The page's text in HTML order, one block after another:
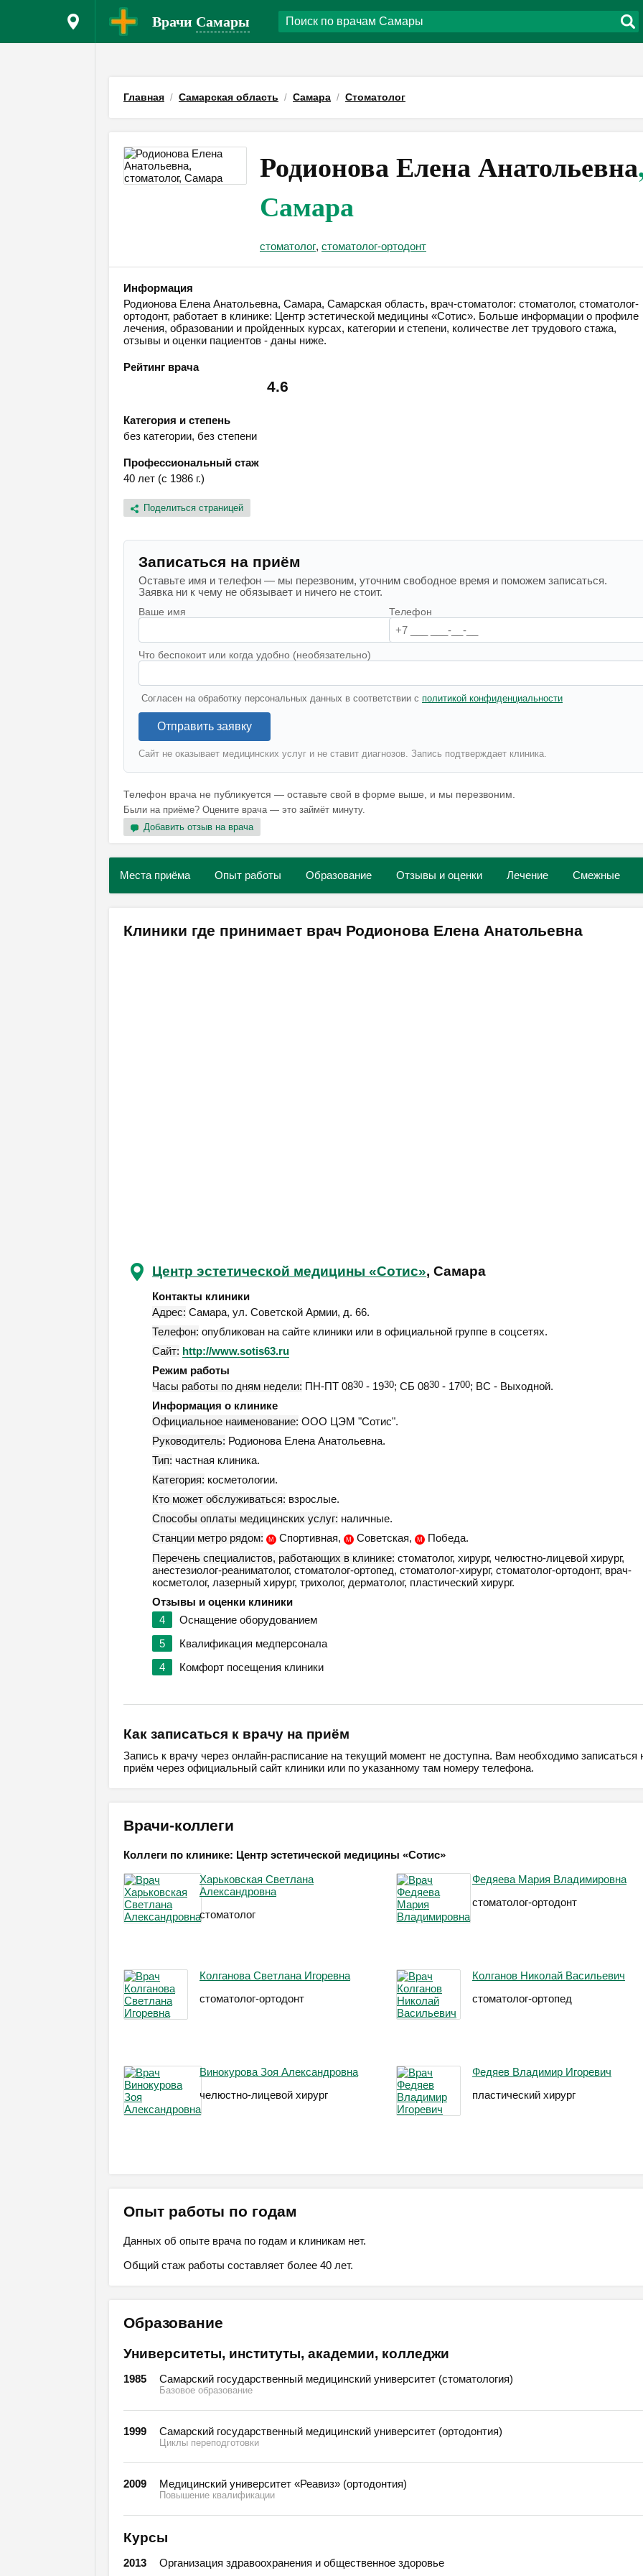
Врачи Самары
Главная Самарская область Самара Стоматолог
Родионова Елена Анатольевна
Самара
стоматолог, стоматолог-ортодонт
Информация
Родионова Елена Анатольевна, Самара, Самарская область, врач-стоматолог: стоматолог, стоматолог-
ортодонт, работает в клинике: Центр эстетической медицины «Сотис». Больше информации о профиле
лечения, образовании и пройденных курсах, категории и степени, количестве лет трудового стажа,
отзывы и оценки пациентов - даны ниже.
Рейтинг врача
4.6
Категория и степень
без категории, без степени
Профессиональный стаж
40 лет (с 1986 г.)
Поделиться страницей
Записаться на приём
Оставьте имя и телефон — мы перезвоним, уточним свободное время и поможем записаться.
Заявка ни к чему не обязывает и ничего не стоит.
Ваше имя Телефон
Что беспокоит или когда удобно (необязательно)
Согласен на обработку персональных данных в соответствии с политикой конфиденциальности
Отправить заявку
Сайт не оказывает медицинских услуг и не ставит диагнозов. Запись подтверждает клиника.
Телефон врача не публикуется — оставьте свой в форме выше, и мы перезвоним.
Были на приёме? Оцените врача — это займёт минуту.
Добавить отзыв на врача
Места приёма Опыт работы Образование Отзывы и оценки Лечение Смежные
Клиники где принимает врач Родионова Елена Анатольевна
Центр эстетической медицины «Сотис», Самара
Контакты клиники
Адрес: Самара, ул. Советской Армии, д. 66.
Телефон: опубликован на сайте клиники или в официальной группе в соцсетях.
Сайт: http://www.sotis63.ru
Режим работы
Часы работы по дням недели: ПН-ПТ 0830 - 1930; СБ 0830 - 1700; ВС - Выходной.
Информация о клинике
Официальное наименование: ООО ЦЭМ "Сотис".
Руководитель: Родионова Елена Анатольевна.
Тип: частная клиника.
Категория: косметологии.
Кто может обслуживаться: взрослые.
Способы оплаты медицинских услуг: наличные.
Станции метро рядом:
М Спортивная, М Советская, М
Победа.
Перечень специалистов, работающих в клинике: стоматолог, хирург, челюстно-лицевой хирург,
анестезиолог-реаниматолог, стоматолог-ортопед, стоматолог-хирург, стоматолог-ортодонт, врач-
косметолог, лазерный хирург, трихолог, дерматолог, пластический хирург.
Отзывы и оценки клиники
4
Оснащение оборудованием
5
Квалификация медперсонала
4
Комфорт посещения клиники
Как записаться к врачу на приём
Запись к врачу через онлайн-расписание на текущий момент не доступна. Вам необходимо записаться
приём через официальный сайт клиники или по указанному там номеру телефона.
Врачи-коллеги
Коллеги по клинике: Центр эстетической медицины «Сотис»
Харьковская Светлана
Александровна
стоматолог
Федяева Мария Владимировна
стоматолог-ортодонт
Колганова Светлана Игоревна
стоматолог-ортодонт
Колганов Николай Васильевич
стоматолог-ортопед
Винокурова Зоя Александровна
челюстно-лицевой хирург
Федяев Владимир Игоревич
пластический хирург
Опыт работы по годам
Данных об опыте врача по годам и клиникам нет.
Общий стаж работы составляет более 40 лет.
Образование
Университеты, институты, академии, колледжи
1985 Самарский государственный медицинский университет (стоматология)
Базовое образование
1999 Самарский государственный медицинский университет (ортодонтия)
Циклы переподготовки
2009 Медицинский университет «Реавиз» (ортодонтия)
Повышение квалификации
Курсы
2013 Организация здравоохранения и общественное здоровье